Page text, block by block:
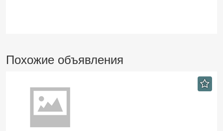
Похожие объявления